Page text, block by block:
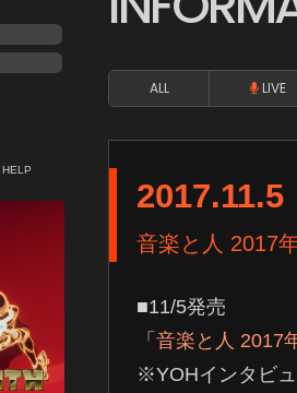
HELP
ALL LIVE
2017.11.5
音楽と人 2017
■11/5発売
「 音楽と人 2017
※YOHインタビ